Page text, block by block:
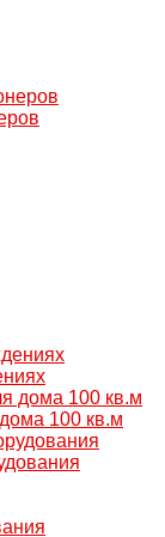
100 кв.м